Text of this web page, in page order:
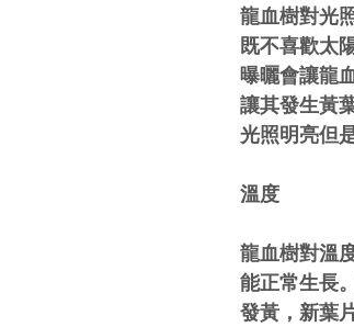
龍血樹對光
既不喜歡太
曝曬會讓龍
讓其發生黃葉
光照明亮但
溫度
龍血樹對溫
能正常生長
發黃，新葉